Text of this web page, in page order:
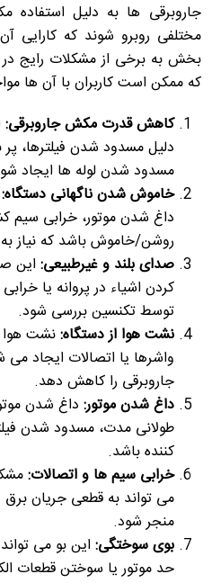
جاروبرقی ها به دلیل
مختلفی روبرو شوند که کارایی
بخش به برخی از مشکلات رایج در
که ممکن است کاربران با آن ها
کاهش قدرت مکش جاروبرقی:
دلیل مسدود شدن فیلترها،
مسدود شدن لوله ها ایجاد
خاموش شدن ناگهانی دستگاه:
داغ شدن موتور، خرابی سیم
روشن/خاموش باشد که نیاز
صدای بلند و غیرطبیعی: این
کردن اشیاء در پروانه یا
توسط تکنسین بررسی شود.
نشت هوا از دستگاه:نشت هوا
واشرها یا اتصالات ایجاد می
جاروبرقی را کاهش دهد.
داغ شدن موتور: داغ شدن
طولانی مدت، مسدود شدن
کننده باشد.
خرابی سیم ها و اتصالات:
می تواند به قطعی جریان
منجر شود.
بوی سوختگی: این بو می
حد موتور یا سوختن قطعات